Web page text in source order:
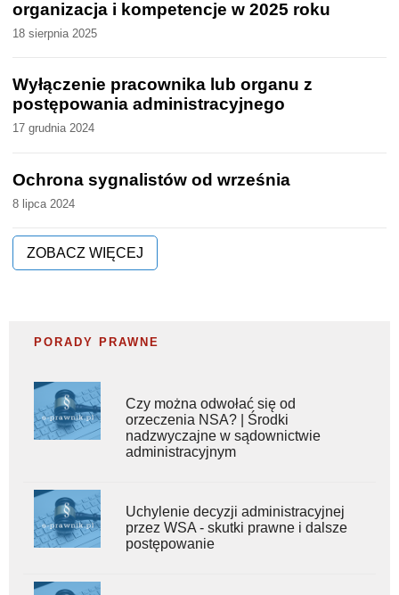
organizacja i kompetencje w 2025 roku
18 sierpnia 2025
Wyłączenie pracownika lub organu z
postępowania administracyjnego
17 grudnia 2024
Ochrona sygnalistów od września
8 lipca 2024
ZOBACZ WIĘCEJ
PORADY PRAWNE
Czy można odwołać się od
orzeczenia NSA? | Środki
nadzwyczajne w sądownictwie
administracyjnym
Uchylenie decyzji administracyjnej
przez WSA - skutki prawne i dalsze
postępowanie